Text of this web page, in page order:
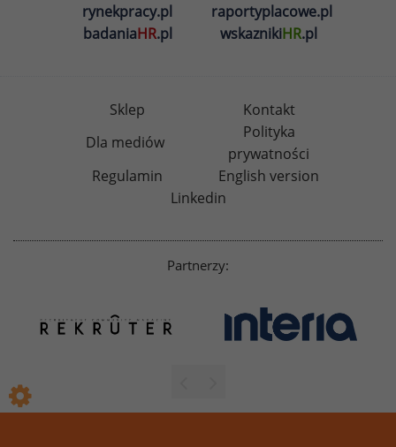
rynekpracy.pl
raportyplacowe.pl
badaniaHR.pl wskaznikiHR.pl
Sklep
Kontakt
Dla mediów
Polityka
prywatności
Regulamin
English version
Linkedin
Partnerzy: